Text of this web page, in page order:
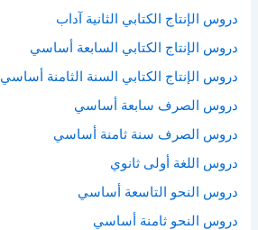
دروس الإنتاج الكتابي الثانية آداب
دروس الإنتاج الكتابي السابعة أساسي
دروس الإنتاج الكتابي السنة الثامنة أساسي
دروس الصرف سابعة أساسي
دروس الصرف سنة ثامنة أساسي
دروس اللغة أولى ثانوي
دروس النحو التاسعة أساسي
دروس النحو ثامنة أساسي